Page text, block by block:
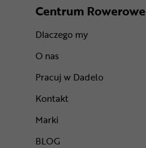
Centrum Rowerowe
Dlaczego my
O nas
Pracuj w Dadelo
Kontakt
Marki
BLOG